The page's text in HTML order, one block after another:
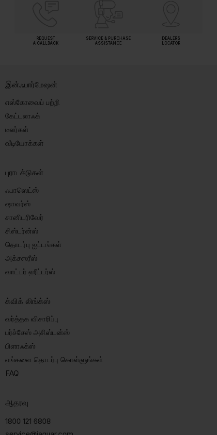
REQUEST
A CALLBACK
SERVICE & PURCHASE
ASSISTANCE
DEALERS
LOCATOR
இன்ஃபார்மேஷன்
எஸ்கோவைப் பற்றி
கேட்டலாஃக்
டீலர்கள்
வீடியோக்கள்
புராடக்டுகள்
ஃபாஸெட்ஸ்
ஷாவர்ஸ்
சானிடரிவேர்
சிஸ்டர்ன்ஸ்
தொடர்பு ஐட்டங்கள்
அக்சஸரீஸ்
வாட்டர் ஹீட்டர்ஸ்
க்விக் லிங்க்ஸ்
வர்த்தக விசாரிப்பு
பர்ச்சேஸ் அசிஸ்டன்ஸ்
பிளாஃக்ஸ்
எங்களை தொடர்பு கொள்ளுங்கள்
FAQ
ஆதரவு
1800 121 6808